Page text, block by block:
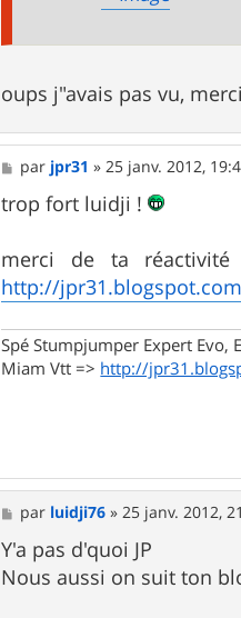
oups j"avais pas vu,
M
e
s
s
g
e
par jpr31 » 25 janv. 2012,
trop fort luidji !
merci de ta
http://
Spé Stumpjumper Expert Evo,
Miam Vtt => http://
M
e
s
s
a
par luidji76 » 25 janv. 2012,
Y'a pas d'quoi JP
Nous aussi on suit ton